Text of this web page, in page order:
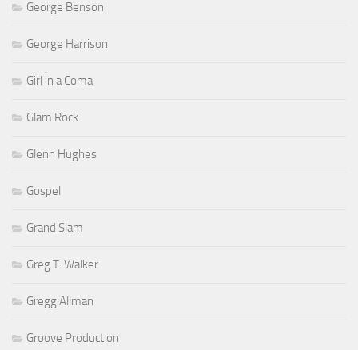
George Benson
George Harrison
Girl in a Coma
Glam Rock
Glenn Hughes
Gospel
Grand Slam
Greg T. Walker
Gregg Allman
Groove Production